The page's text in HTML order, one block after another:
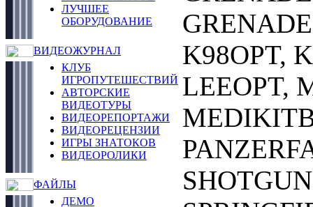
ЛУЧШЕЕ
ОБОРУДОВАНИЕ
ВИДЕОЖУРНАЛ
КЛУБ
ИГРОПУТЕШЕСТВИЙ
АВТОРСКИЕ
ВИДЕОТУРЫ
ВИДЕОРЕПОРТАЖИ
ВИДЕОРЕЦЕНЗИИ
ИГРЫ ЗНАТОКОВ
ВИДЕОРОЛИКИ
ФАЙЛЫ
ДЕМО
K98OPT,
LEEOPT,